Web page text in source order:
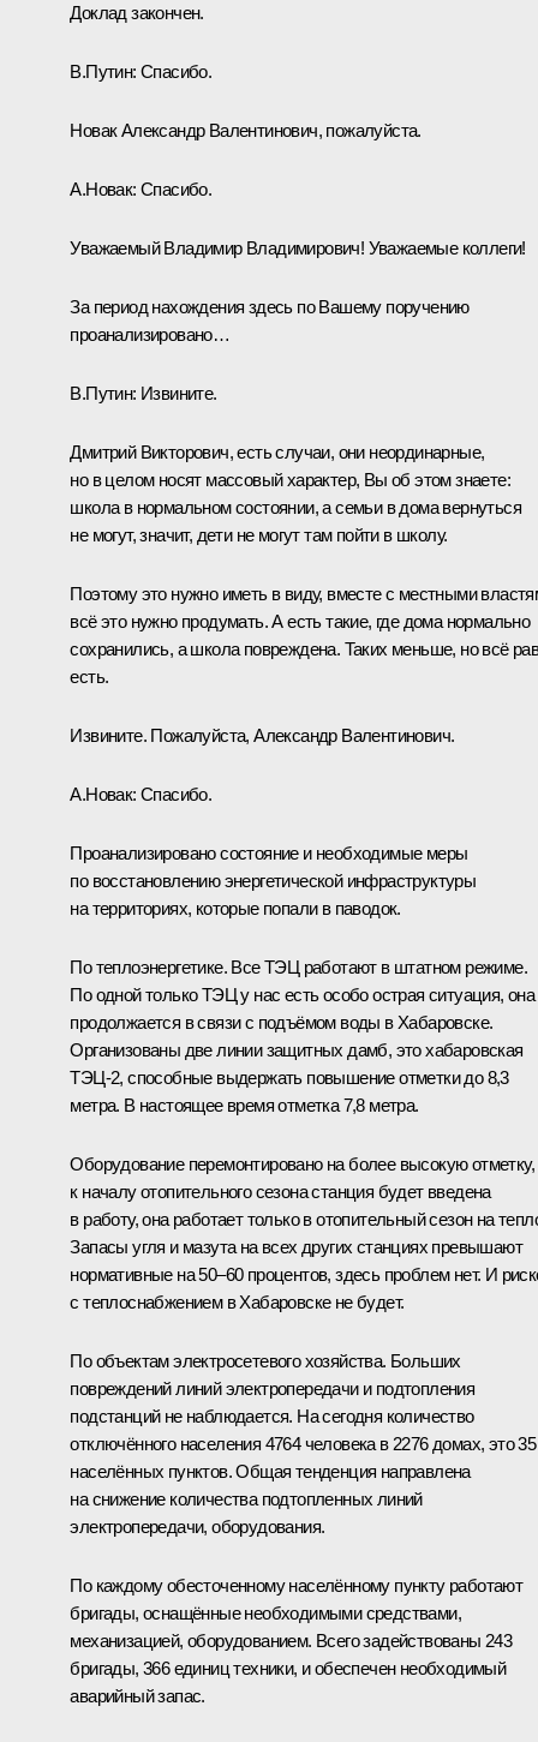
Доклад закончен.
В.Путин: Спасибо.
Новак Александр Валентинович, пожалуйста.
А.Новак: Спасибо.
Уважаемый Владимир Владимирович! Уважаемые коллеги!
За период нахождения здесь по Вашему поручению
проанализировано…
В.Путин: Извините.
Дмитрий Викторович, есть случаи, они неординарные,
но в целом носят массовый характер, Вы об этом знаете:
школа в нормальном состоянии, а семьи в дома вернуться
не могут, значит, дети не могут там пойти в школу.
Поэтому это нужно иметь в виду, вместе с местными
всё это нужно продумать. А есть такие, где дома нормально
сохранились, а школа повреждена. Таких меньше, но всё
есть.
Извините. Пожалуйста, Александр Валентинович.
А.Новак: Спасибо.
Проанализировано состояние и необходимые меры
по восстановлению энергетической инфраструктуры
на территориях, которые попали в паводок.
По теплоэнергетике. Все ТЭЦ работают в штатном режиме.
По одной только ТЭЦ у нас есть особо острая ситуация, она
продолжается в связи с подъёмом воды в Хабаровске.
Организованы две линии защитных дамб, это хабаровская
ТЭЦ-2, способные выдержать повышение отметки до 8,3
метра. В настоящее время отметка 7,8 метра.
Оборудование перемонтировано на более высокую отметку,
к началу отопительного сезона станция будет введена
в работу, она работает только в отопительный сезон на
Запасы угля и мазута на всех других станциях превышают
нормативные на 50–60 процентов, здесь проблем нет. И
с теплоснабжением в Хабаровске не будет.
По объектам электросетевого хозяйства. Больших
повреждений линий электропередачи и подтопления
подстанций не наблюдается. На сегодня количество
отключённого населения 4764 человека в 2276 домах, это 35
населённых пунктов. Общая тенденция направлена
на снижение количества подтопленных линий
электропередачи, оборудования.
По каждому обесточенному населённому пункту работают
бригады, оснащённые необходимыми средствами,
механизацией, оборудованием. Всего задействованы 243
бригады, 366 единиц техники, и обеспечен необходимый
аварийный запас.